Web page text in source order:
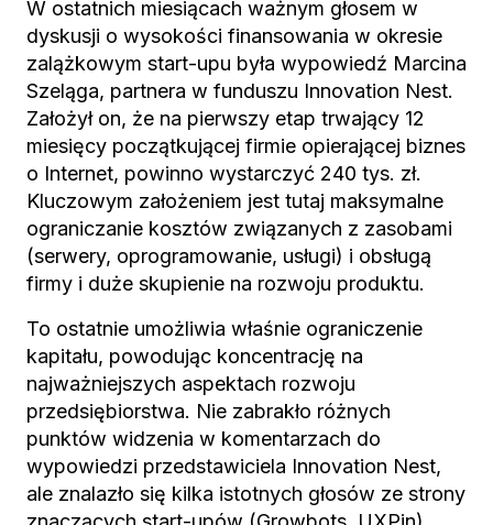
W ostatnich miesiącach ważnym głosem w
dyskusji o wysokości finansowania w okresie
zalążkowym start-upu była wypowiedź Marcina
Szeląga, partnera w funduszu Innovation Nest.
Założył on, że na pierwszy etap trwający 12
miesięcy początkującej firmie opierającej biznes
o Internet, powinno wystarczyć 240 tys. zł.
Kluczowym założeniem jest tutaj maksymalne
ograniczanie kosztów związanych z zasobami
(serwery, oprogramowanie, usługi) i obsługą
firmy i duże skupienie na rozwoju produktu.
To ostatnie umożliwia właśnie ograniczenie
kapitału, powodując koncentrację na
najważniejszych aspektach rozwoju
przedsiębiorstwa. Nie zabrakło różnych
punktów widzenia w komentarzach do
wypowiedzi przedstawiciela Innovation Nest,
ale znalazło się kilka istotnych głosów ze strony